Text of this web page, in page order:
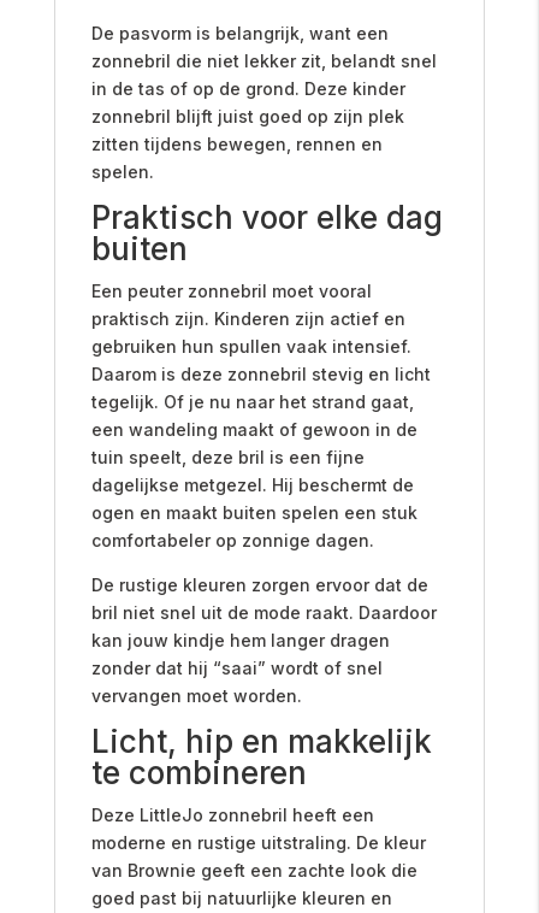
De pasvorm is belangrijk, want een
zonnebril die niet lekker zit, belandt snel
in de tas of op de grond. Deze kinder
zonnebril blijft juist goed op zijn plek
zitten tijdens bewegen, rennen en
spelen.
Praktisch voor elke dag
buiten
Een peuter zonnebril moet vooral
praktisch zijn. Kinderen zijn actief en
gebruiken hun spullen vaak intensief.
Daarom is deze zonnebril stevig en licht
tegelijk. Of je nu naar het strand gaat,
een wandeling maakt of gewoon in de
tuin speelt, deze bril is een fijne
dagelijkse metgezel. Hij beschermt de
ogen en maakt buiten spelen een stuk
comfortabeler op zonnige dagen.
De rustige kleuren zorgen ervoor dat de
bril niet snel uit de mode raakt. Daardoor
kan jouw kindje hem langer dragen
zonder dat hij “saai” wordt of snel
vervangen moet worden.
Licht, hip en makkelijk
te combineren
Deze LittleJo zonnebril heeft een
moderne en rustige uitstraling. De kleur
van Brownie geeft een zachte look die
goed past bij natuurlijke kleuren en